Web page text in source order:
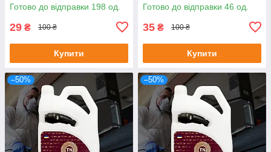
Готово до відправки 198 од.
29 ₴ 100 ₴
Купити
Готово до відправки 46 од.
35 ₴ 100 ₴
Купити
–50% –50%